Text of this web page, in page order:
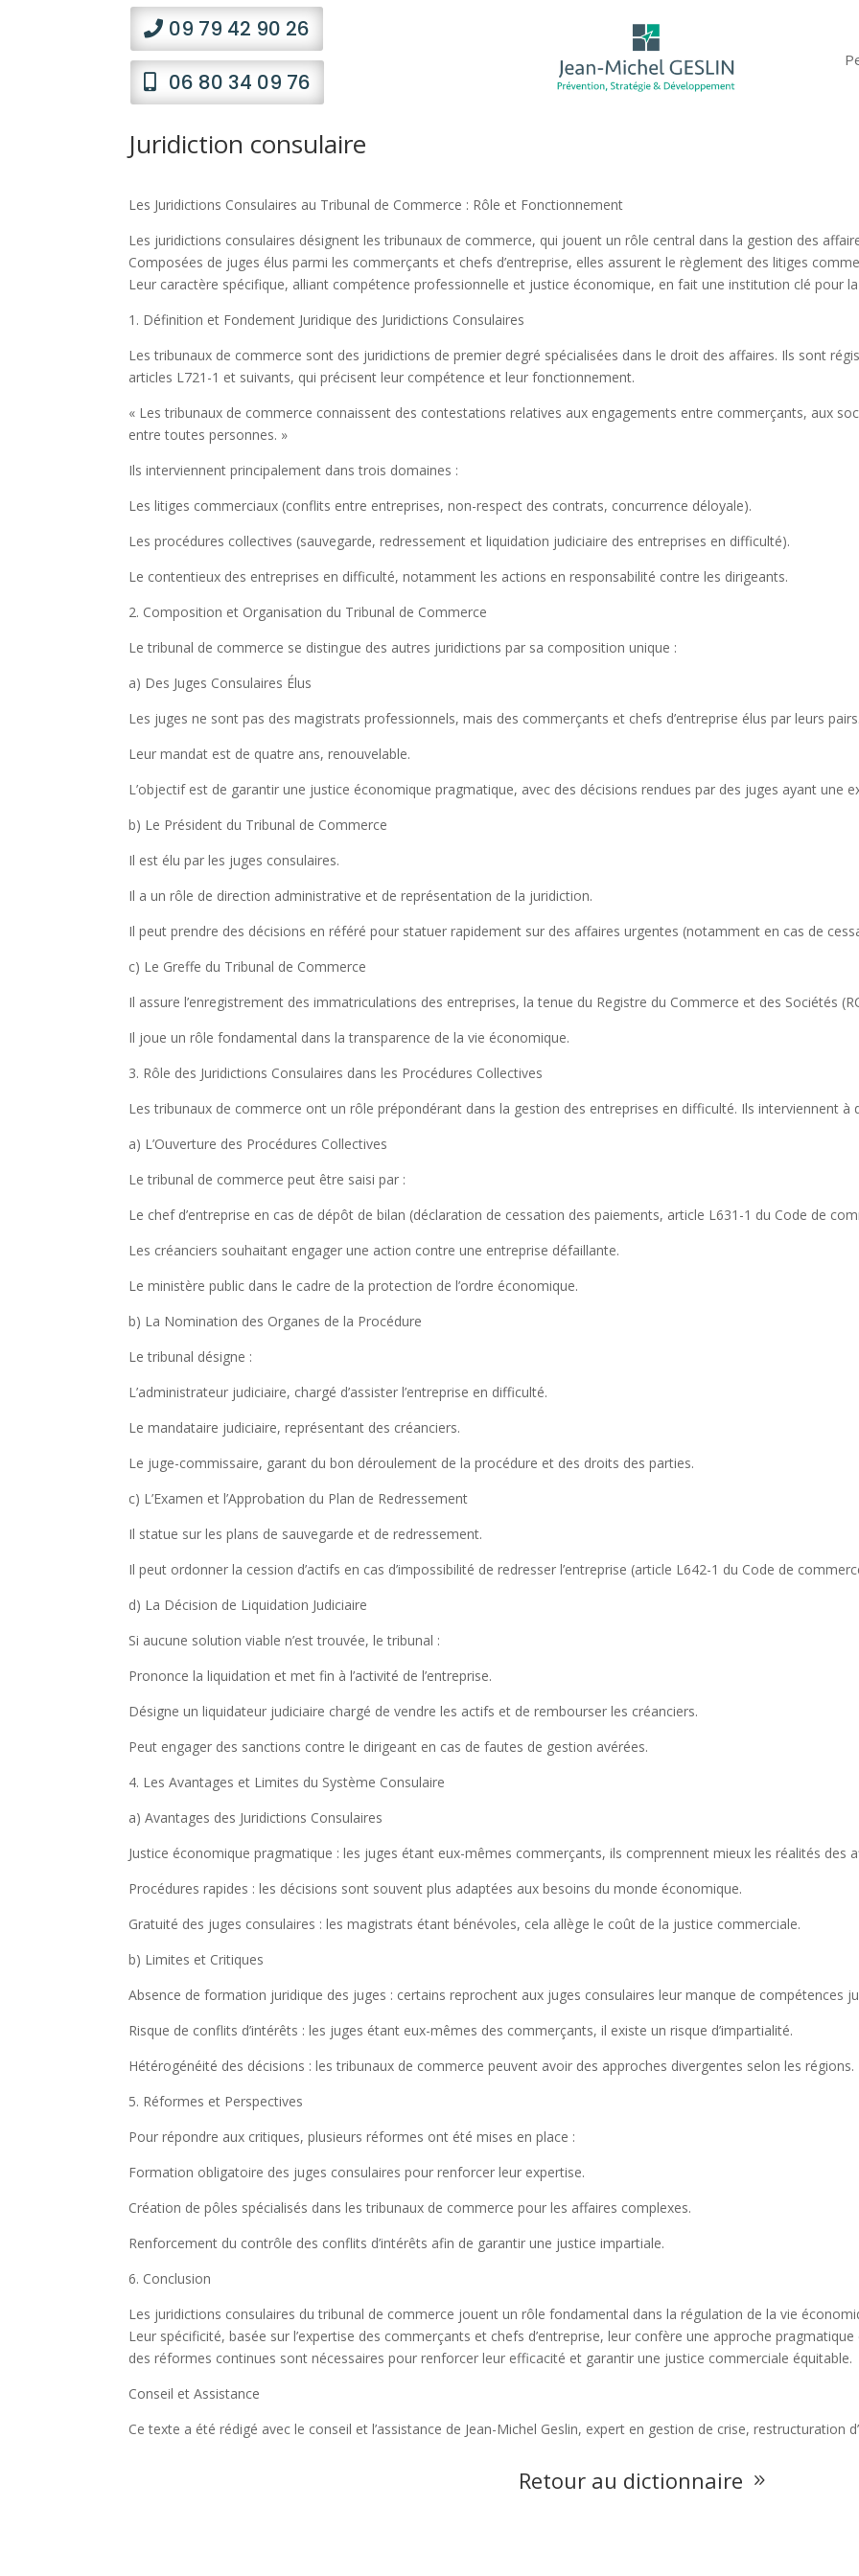
09 79 42 90 26
06 80 34 09 76
Juridiction consulaire
Les Juridictions Consulaires au Tribunal de Commerce : Rôle et Fonctionnement
Les juridictions consulaires désignent les tribunaux de commerce, qui jouent un rôle central dans la gestion des
Composées de juges élus parmi les commerçants et chefs d’entreprise, elles assurent le règlement des litiges
Leur caractère spécifique, alliant compétence professionnelle et justice économique, en fait une institution clé pour
1. Définition et Fondement Juridique des Juridictions Consulaires
Les tribunaux de commerce sont des juridictions de premier degré spécialisées dans le droit des affaires. Ils sont
articles L721-1 et suivants, qui précisent leur compétence et leur fonctionnement.
« Les tribunaux de commerce connaissent des contestations relatives aux engagements entre commerçants, aux
entre toutes personnes. »
Ils interviennent principalement dans trois domaines :
Les litiges commerciaux (conflits entre entreprises, non-respect des contrats, concurrence déloyale).
Les procédures collectives (sauvegarde, redressement et liquidation judiciaire des entreprises en difficulté).
Le contentieux des entreprises en difficulté, notamment les actions en responsabilité contre les dirigeants.
2. Composition et Organisation du Tribunal de Commerce
Le tribunal de commerce se distingue des autres juridictions par sa composition unique :
a) Des Juges Consulaires Élus
Les juges ne sont pas des magistrats professionnels, mais des commerçants et chefs d’entreprise élus par leurs
Leur mandat est de quatre ans, renouvelable.
L’objectif est de garantir une justice économique pragmatique, avec des décisions rendues par des juges ayant une
b) Le Président du Tribunal de Commerce
Il est élu par les juges consulaires.
Il a un rôle de direction administrative et de représentation de la juridiction.
Il peut prendre des décisions en référé pour statuer rapidement sur des affaires urgentes (notamment en cas de
c) Le Greffe du Tribunal de Commerce
Il assure l’enregistrement des immatriculations des entreprises, la tenue du Registre du Commerce et des Sociétés
Il joue un rôle fondamental dans la transparence de la vie économique.
3. Rôle des Juridictions Consulaires dans les Procédures Collectives
Les tribunaux de commerce ont un rôle prépondérant dans la gestion des entreprises en difficulté. Ils interviennent
a) L’Ouverture des Procédures Collectives
Le tribunal de commerce peut être saisi par :
Le chef d’entreprise en cas de dépôt de bilan (déclaration de cessation des paiements, article L631-1 du Code de
Les créanciers souhaitant engager une action contre une entreprise défaillante.
Le ministère public dans le cadre de la protection de l’ordre économique.
b) La Nomination des Organes de la Procédure
Le tribunal désigne :
L’administrateur judiciaire, chargé d’assister l’entreprise en difficulté.
Le mandataire judiciaire, représentant des créanciers.
Le juge-commissaire, garant du bon déroulement de la procédure et des droits des parties.
c) L’Examen et l’Approbation du Plan de Redressement
Il statue sur les plans de sauvegarde et de redressement.
Il peut ordonner la cession d’actifs en cas d’impossibilité de redresser l’entreprise (article L642-1 du Code de
d) La Décision de Liquidation Judiciaire
Si aucune solution viable n’est trouvée, le tribunal :
Prononce la liquidation et met fin à l’activité de l’entreprise.
Désigne un liquidateur judiciaire chargé de vendre les actifs et de rembourser les créanciers.
Peut engager des sanctions contre le dirigeant en cas de fautes de gestion avérées.
4. Les Avantages et Limites du Système Consulaire
a) Avantages des Juridictions Consulaires
Justice économique pragmatique : les juges étant eux-mêmes commerçants, ils comprennent mieux les réalités des
Procédures rapides : les décisions sont souvent plus adaptées aux besoins du monde économique.
Gratuité des juges consulaires : les magistrats étant bénévoles, cela allège le coût de la justice commerciale.
b) Limites et Critiques
Absence de formation juridique des juges : certains reprochent aux juges consulaires leur manque de compétences
Risque de conflits d’intérêts : les juges étant eux-mêmes des commerçants, il existe un risque d’impartialité.
Hétérogénéité des décisions : les tribunaux de commerce peuvent avoir des approches divergentes selon les régions.
5. Réformes et Perspectives
Pour répondre aux critiques, plusieurs réformes ont été mises en place :
Formation obligatoire des juges consulaires pour renforcer leur expertise.
Création de pôles spécialisés dans les tribunaux de commerce pour les affaires complexes.
Renforcement du contrôle des conflits d’intérêts afin de garantir une justice impartiale.
6. Conclusion
Les juridictions consulaires du tribunal de commerce jouent un rôle fondamental dans la régulation de la vie
Leur spécificité, basée sur l’expertise des commerçants et chefs d’entreprise, leur confère une approche
des réformes continues sont nécessaires pour renforcer leur efficacité et garantir une justice commerciale équitable.
Conseil et Assistance
Ce texte a été rédigé avec le conseil et l’assistance de Jean-Michel Geslin, expert en gestion de crise, restructuration
Retour au dictionnaire 9